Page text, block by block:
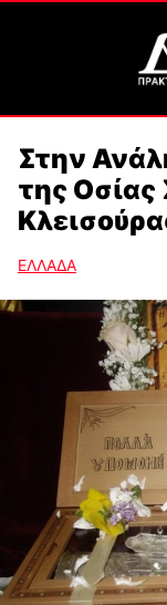
Στην
της Οσίας
ΕΛΛΑΔΑ